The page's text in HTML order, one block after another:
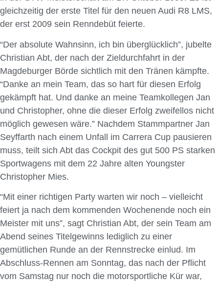
gleichzeitig der erste Titel für den neuen Audi R8 LMS,
der erst 2009 sein Renndebüt feierte.
“Der absolute Wahnsinn, ich bin überglücklich”, jubelte
Christian Abt, der nach der Zieldurchfahrt in der
Magdeburger Börde sichtlich mit den Tränen kämpfte.
“Danke an mein Team, das so hart für diesen Erfolg
gekämpft hat. Und danke an meine Teamkollegen Jan
und Christopher, ohne die dieser Erfolg zweifellos nicht
möglich gewesen wäre.” Nachdem Stammpartner Jan
Seyffarth nach einem Unfall im Carrera Cup pausieren
muss, teilt sich Abt das Cockpit des gut 500 PS starken
Sportwagens mit dem 22 Jahre alten Youngster
Christopher Mies.
“Mit einer richtigen Party warten wir noch – vielleicht
feiert ja nach dem kommenden Wochenende noch ein
Meister mit uns”, sagt Christian Abt, der sein Team am
Abend seines Titelgewinns lediglich zu einer
gemütlichen Runde an der Rennstrecke einlud. Im
Abschluss-Rennen am Sonntag, das nach der Pflicht
vom Samstag nur noch die motorsportliche Kür war,